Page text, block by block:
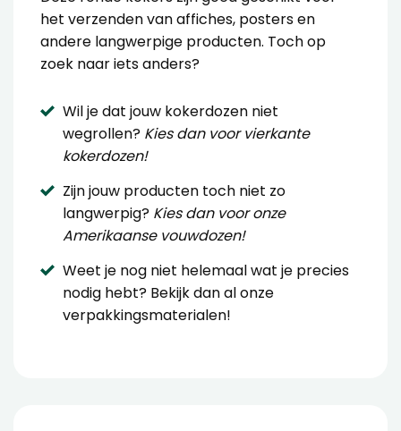
het verzenden van affiches, posters en
andere langwerpige producten. Toch op
zoek naar iets anders?
Wil je dat jouw kokerdozen niet
wegrollen? Kies dan voor vierkante
kokerdozen!
Zijn jouw producten toch niet zo
langwerpig? Kies dan voor onze
Amerikaanse vouwdozen!
Weet je nog niet helemaal wat je precies
nodig hebt? Bekijk dan al onze
verpakkingsmaterialen!